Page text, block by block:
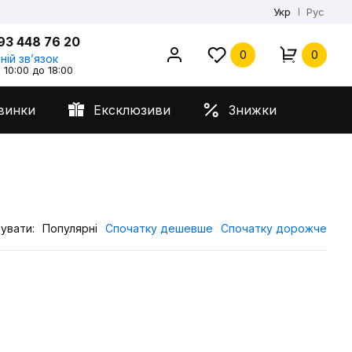
Укр Рус
448 76 20
звʼязок
до 18:00
0 0
Ексклюзиви Знижки
Популярні Спочатку дешевше Спочатку дорожче